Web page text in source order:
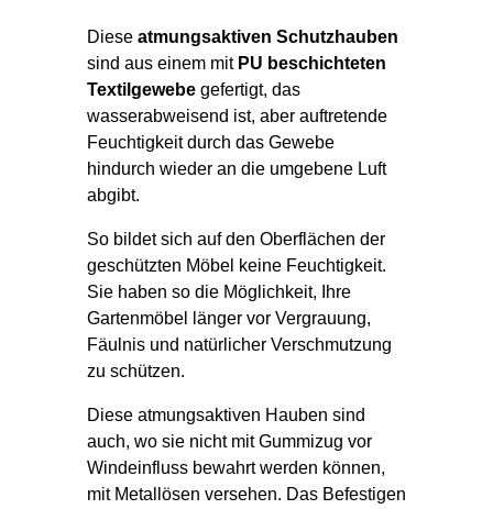
Diese atmungsaktiven Schutzhauben
sind aus einem mit PU beschichteten
Textilgewebe gefertigt, das
wasserabweisend ist, aber auftretende
Feuchtigkeit durch das Gewebe
hindurch wieder an die umgebene Luft
abgibt.
So bildet sich auf den Oberflächen der
geschützten Möbel keine Feuchtigkeit.
Sie haben so die Möglichkeit, Ihre
Gartenmöbel länger vor Vergrauung,
Fäulnis und natürlicher Verschmutzung
zu schützen.
Diese atmungsaktiven Hauben sind
auch, wo sie nicht mit Gummizug vor
Windeinfluss bewahrt werden können,
mit Metallösen versehen. Das Befestigen